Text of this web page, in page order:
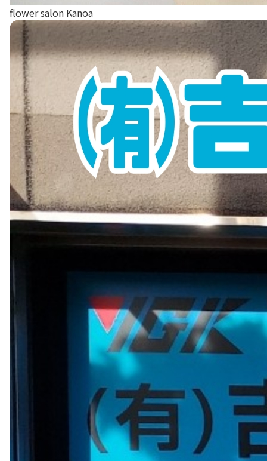
flower salon Kanoa